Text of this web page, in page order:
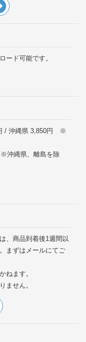
ード可能です。
/ 沖縄県 3,850円 ※
※沖縄県、離島を除
、商品到着後1週間以
まずはメールにてご
ねます。
ません。